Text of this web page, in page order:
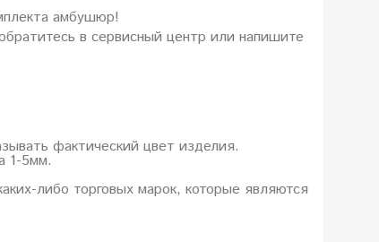
амбушюр!
в сервисный центр или напишите
фактический цвет изделия.
1-5мм.
либо торговых марок, которые являются